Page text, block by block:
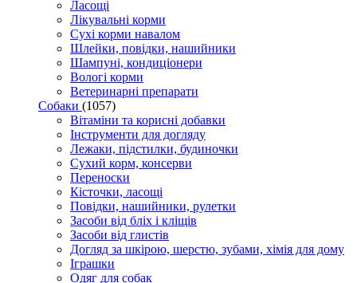
Ласощі
Лікувальні корми
Сухі корми навалом
Шлейки, повідки, нашийники
Шампуні, кондиціонери
Вологі корми
Ветеринарні препарати
Собаки (1057)
Вітаміни та корисні добавки
Інструменти для догляду
Лежаки, підстилки, будиночки
Сухий корм, консерви
Переноски
Кісточки, ласощі
Повідки, нашийники, рулетки
Засоби від бліх і кліщів
Засоби від глистів
Догляд за шкірою, шерстю, зубами, хімія для дому
Іграшки
Одяг для собак